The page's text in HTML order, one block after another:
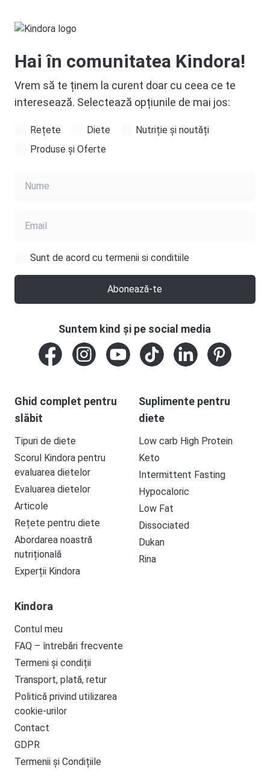
Hai în comunitatea Kindora!
Vrem să te ținem la curent doar cu ceea ce te
interesează. Selectează opțiunile de mai jos:
Rețete Diete
Nutriție și noutăți
Produse și Oferte
Sunt de acord cu termenii si conditiile
Abonează-te
Ghid complet pentru
slăbit
Tipuri de diete
Scorul Kindora pentru
evaluarea dietelor
Evaluarea dietelor
Articole
Rețete pentru diete
Abordarea noastră
nutrițională
Experții Kindora
Suplimente pentru
diete
Low carb High Protein
Keto
Intermittent Fasting
Hypocaloric
Low Fat
Dissociated
Dukan
Rina
Kindora
Contul meu
FAQ – întrebări frecvente
Termeni și condiții
Transport, plată, retur
Politică privind utilizarea
cookie-urilor
Contact
GDPR
Termenii și Condițiile
Suntem kind și pe social media